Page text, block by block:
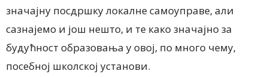
значајну посдршку локалне самоуправе, али
сазнајемо и још нешто, и те како значајно за
будућност образовања у овој, по много чему,
посебној школској установи.